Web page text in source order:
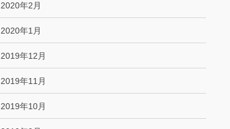
2020年2月
2020年1月
2019年12月
2019年11月
2019年10月